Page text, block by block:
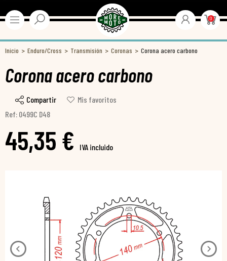
0
Inicio Enduro/Cross Transmisión Coronas Corona acero carbono
Corona acero carbono
Compartir
Mis favoritos
Ref: 0499C D48
45,35 € IVA incluido